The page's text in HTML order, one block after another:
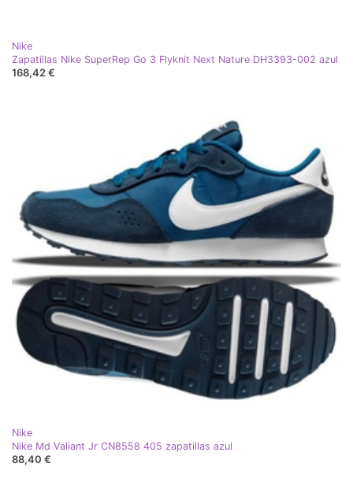
Nike
Zapatillas Nike SuperRep Go 3 Flyknit Next Nature DH3393-002 azul
168,42 €
Nike
Nike Md Valiant Jr CN8558 405 zapatillas azul
88,40 €